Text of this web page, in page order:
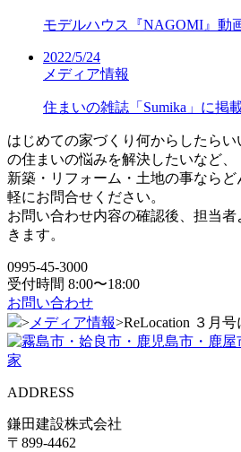
モデルハウス『NAGOMI』動
2022/5/24
メディア情報
住まいの雑誌「Sumika」に掲
はじめての家づくり何からしたら
の住まいの悩みを解決したいなど、
新築・リフォーム・土地の事なら
軽にお問合せください。
お問い合わせ内容の確認後、担当
きます。
0995-45-3000
受付時間 8:00〜18:00
お問い合わせ
> メディア情報>ReLocation ３月
ADDRESS
鎌田建設株式会社
〒899-4462